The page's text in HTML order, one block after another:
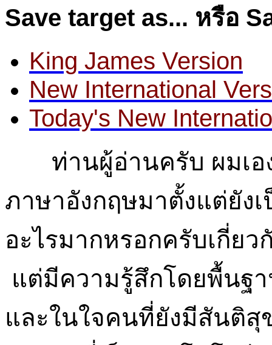
Save target as... หรือ
King James Version
New International
Today's New
ท่านผู้อ่านครับ ผมเอ
ภาษาอังกฤษมาตั้งแต่ยัง
อะไรมากหรอกครับเกี่ย
แต่มีความรู้สึกโดยพื้นฐ
และในใจคนที่ยังมีสันติสุ